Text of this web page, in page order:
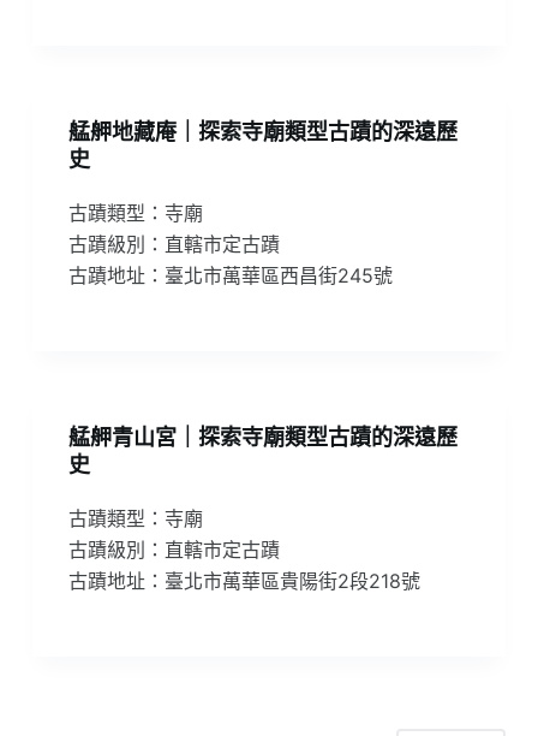
艋舺地藏庵｜探索寺廟類型古蹟的深遠歷
史
古蹟類型：寺廟
古蹟級別：直轄市定古蹟
古蹟地址：臺北市萬華區西昌街245號
艋舺青山宮｜探索寺廟類型古蹟的深遠歷
史
古蹟類型：寺廟
古蹟級別：直轄市定古蹟
古蹟地址：臺北市萬華區貴陽街2段218號